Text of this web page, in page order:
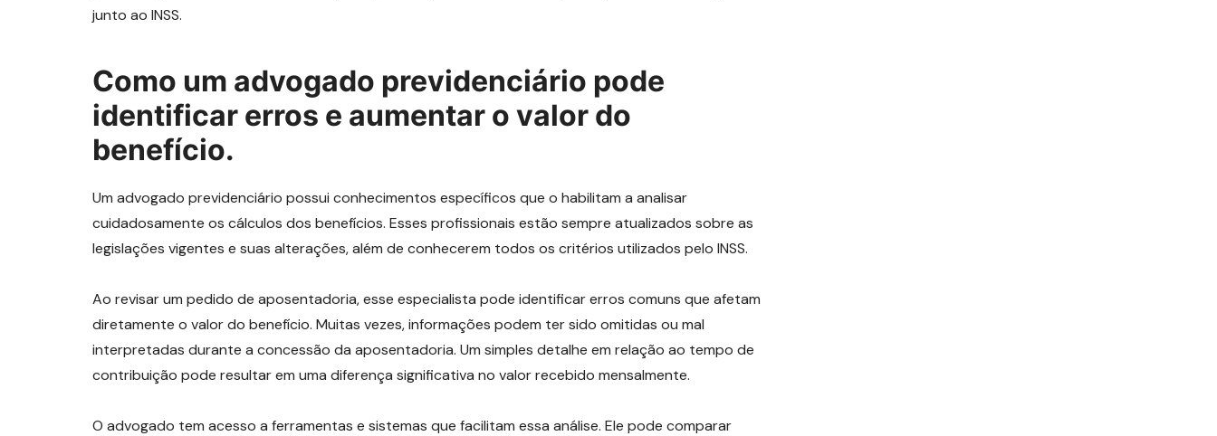
junto ao INSS.
Como um advogado previdenciário pode
identificar erros e aumentar o valor do
benefício.
Um advogado previdenciário possui conhecimentos específicos que o habilitam a analisar
cuidadosamente os cálculos dos benefícios. Esses profissionais estão sempre atualizados sobre as
legislações vigentes e suas alterações, além de conhecerem todos os critérios utilizados pelo INSS.
Ao revisar um pedido de aposentadoria, esse especialista pode identificar erros comuns que afetam
diretamente o valor do benefício. Muitas vezes, informações podem ter sido omitidas ou mal
interpretadas durante a concessão da aposentadoria. Um simples detalhe em relação ao tempo de
contribuição pode resultar em uma diferença significativa no valor recebido mensalmente.
O advogado tem acesso a ferramentas e sistemas que facilitam essa análise. Ele pode comparar